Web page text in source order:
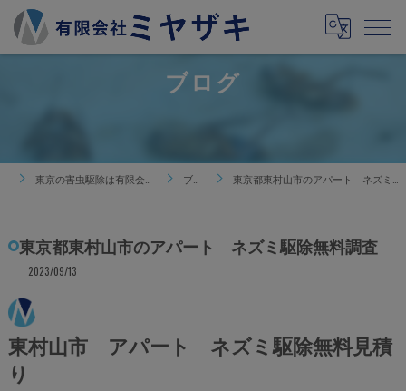
ブログ
東京の害虫駆除は有限会社ミヤザキ ブログ 東京都東村山市のアパート ネズミ駆除無料調査
東京都東村山市のアパート ネズミ駆除無料調査
2023/09/13
東村山市 アパート ネズミ駆除無料見積
り